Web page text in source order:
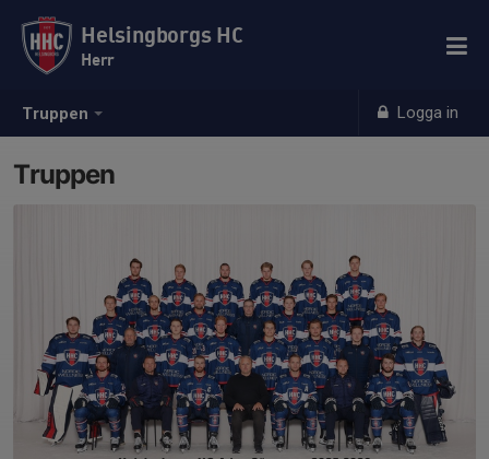
Truppen Logga in
Helsingborgs HC
Herr
Truppen